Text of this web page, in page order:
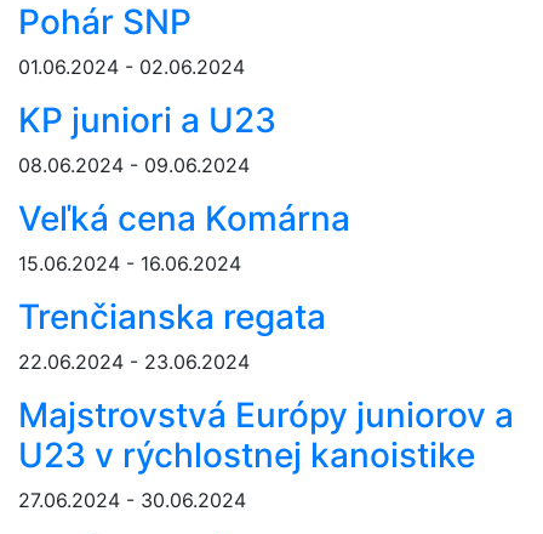
Pohár SNP
01.06.2024 - 02.06.2024
KP juniori a U23
08.06.2024 - 09.06.2024
Veľká cena Komárna
15.06.2024 - 16.06.2024
Trenčianska regata
22.06.2024 - 23.06.2024
Majstrovstvá Európy juniorov a
U23 v rýchlostnej kanoistike
27.06.2024 - 30.06.2024